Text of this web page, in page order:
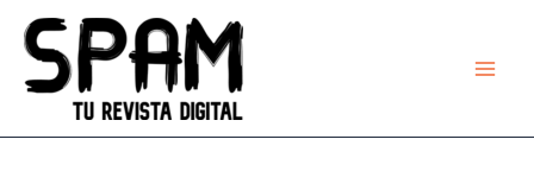
contenido